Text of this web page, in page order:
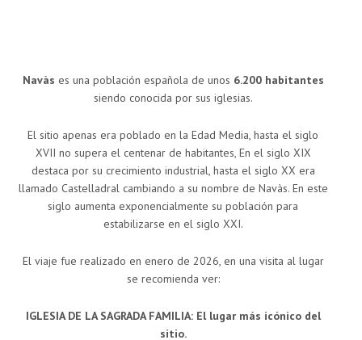
Navàs es una población española de unos 6.200 habitantes
siendo conocida por sus iglesias.
El sitio apenas era poblado en la Edad Media, hasta el siglo
XVII no supera el centenar de habitantes, En el siglo XIX
destaca por su crecimiento industrial, hasta el siglo XX era
llamado Castelladral cambiando a su nombre de Navàs. En este
siglo aumenta exponencialmente su población para
estabilizarse en el siglo XXI.
El viaje fue realizado en enero de 2026, en una visita al lugar
se recomienda ver:
IGLESIA DE LA SAGRADA FAMILIA: El lugar más icónico del
sitio.